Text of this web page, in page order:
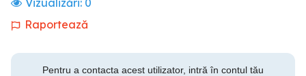
Vizualizări: 0
Raportează
Pentru a contacta acest utilizator, intră în contul tău